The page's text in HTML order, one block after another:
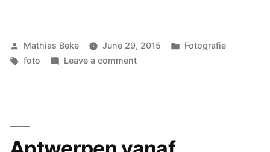
Posted
by
Mathias Beke June 29, 2015
Posted
Fotografie
Tags:
foto Leave a commenton